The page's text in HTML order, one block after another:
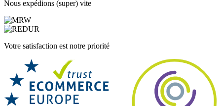
Nous expédions (super) vite
Votre satisfaction est notre priorité